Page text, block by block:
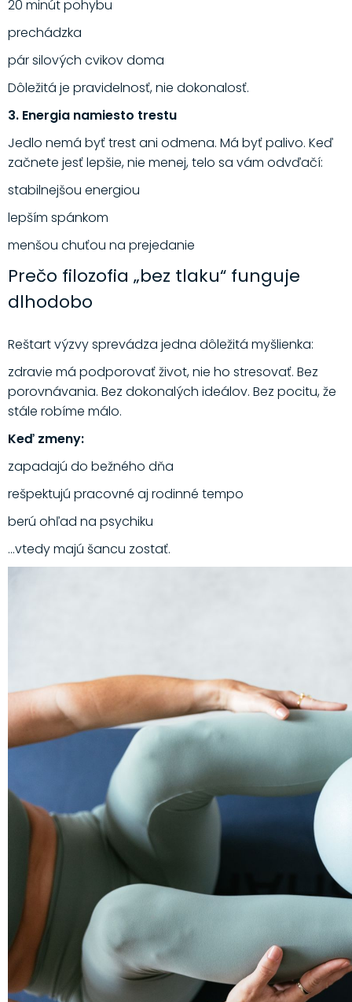
20 minút pohybu
prechádzka
pár silových cvikov doma
Dôležitá je pravidelnosť, nie dokonalosť.
3. Energia namiesto trestu
Jedlo nemá byť trest ani odmena. Má byť palivo. Keď
začnete jesť lepšie, nie menej, telo sa vám odvďačí:
stabilnejšou energiou
lepším spánkom
menšou chuťou na prejedanie
Prečo filozofia „bez tlaku“ funguje
dlhodobo
Reštart výzvy sprevádza jedna dôležitá myšlienka:
zdravie má podporovať život, nie ho stresovať. Bez
porovnávania. Bez dokonalých ideálov. Bez pocitu, že
stále robíme málo.
Keď zmeny:
zapadajú do bežného dňa
rešpektujú pracovné aj rodinné tempo
berú ohľad na psychiku
…vtedy majú šancu zostať.